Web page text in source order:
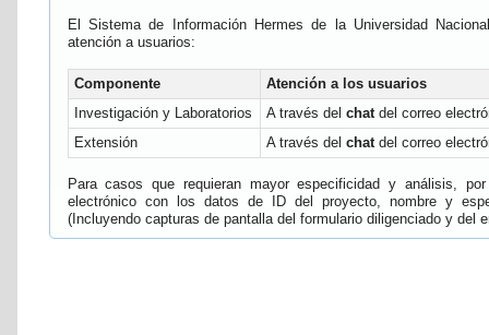
El Sistema de Información Hermes de la Universidad
atención a usuarios:
Componente
Atención a los usuarios
Investigación y Laboratorios
A través del chatdel correo
Extensión
A través del chatdel correo
Para casos que requieran mayor especificidad y análisis,
electrónico con los datos de ID del proyecto, nombre y
(Incluyendo capturas de pantalla del formulario diligenciado y del